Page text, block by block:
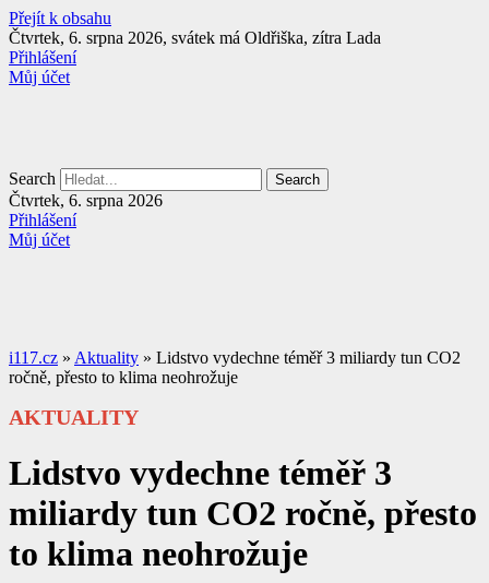
Přejít k obsahu
Čtvrtek, 6. srpna 2026, svátek má Oldřiška, zítra Lada
Přihlášení
Můj účet
Search Search
Čtvrtek, 6. srpna 2026
Přihlášení
Můj účet
i117.cz » Aktuality » Lidstvo vydechne téměř 3 miliardy tun CO2
ročně, přesto to klima neohrožuje
AKTUALITY
Lidstvo vydechne téměř 3
miliardy tun CO2 ročně, přesto
to klima neohrožuje